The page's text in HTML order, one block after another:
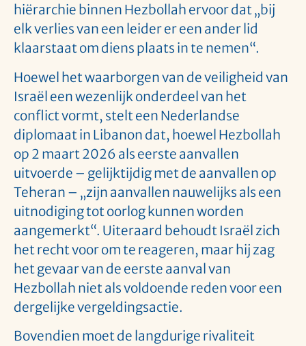
hiërarchie binnen Hezbollah ervoor dat „bij
elk verlies van een leider er een ander lid
klaarstaat om diens plaats in te nemen“.
Hoewel het waarborgen van de veiligheid van
Israël een wezenlijk onderdeel van het
conflict vormt, stelt een Nederlandse
diplomaat in Libanon dat, hoewel Hezbollah
op 2 maart 2026 als eerste aanvallen
uitvoerde – gelijktijdig met de aanvallen op
Teheran – „zijn aanvallen nauwelijks als een
uitnodiging tot oorlog kunnen worden
aangemerkt“. Uiteraard behoudt Israël zich
het recht voor om te reageren, maar hij zag
het gevaar van de eerste aanval van
Hezbollah niet als voldoende reden voor een
dergelijke vergeldingsactie.
Bovendien moet de langdurige rivaliteit